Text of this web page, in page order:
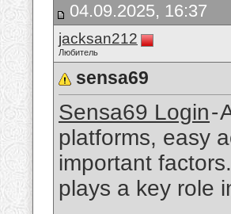
04.09.2025, 16:37
jacksan212
Любитель
sensa69
Sensa69 Login-
platforms, easy
important
plays a key role